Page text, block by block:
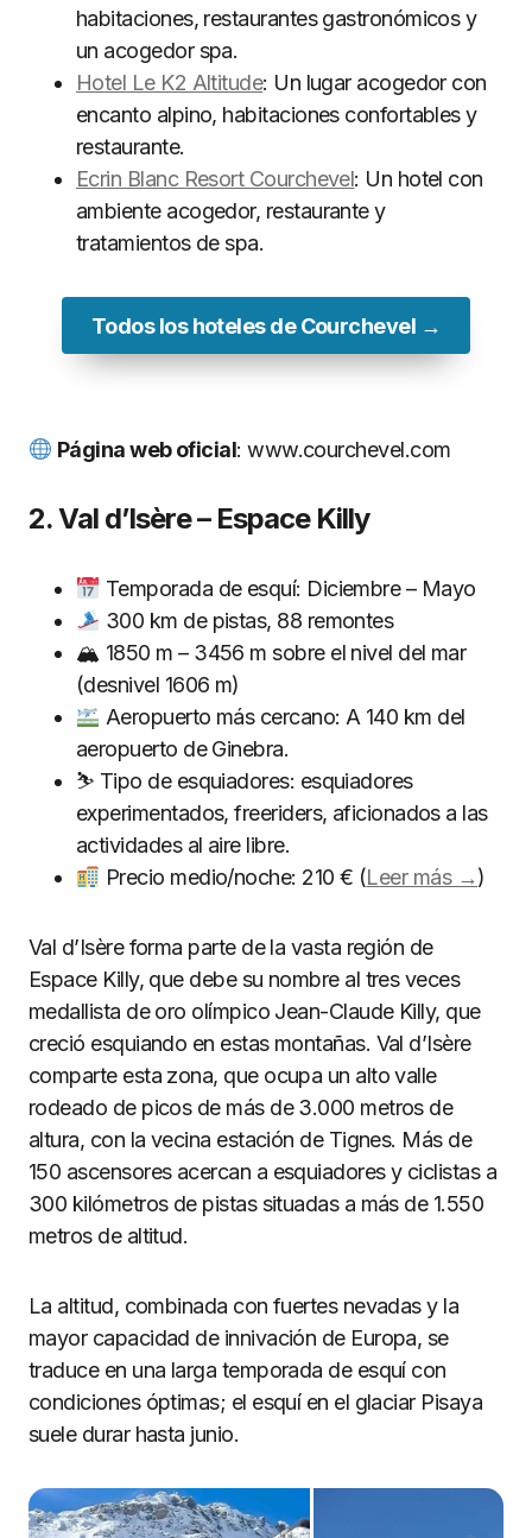
habitaciones, restaurantes gastronómicos y
un acogedor spa.
Hotel Le K2 Altitude: Un lugar acogedor con
encanto alpino, habitaciones confortables y
restaurante.
Ecrin Blanc Resort Courchevel: Un hotel con
ambiente acogedor, restaurante y
tratamientos de spa.
Todos los hoteles de Courchevel →
Página web oficial: www.courchevel.com
2. Val d’Isère – Espace Killy
Temporada de esquí: Diciembre – Mayo
300 km de pistas, 88 remontes
🏔 1850 m – 3456 m sobre el nivel del mar
(desnivel 1606 m)
Aeropuerto más cercano: A 140 km del
aeropuerto de Ginebra.
⛷ Tipo de esquiadores: esquiadores
experimentados, freeriders, aficionados a las
actividades al aire libre.
Precio medio/noche: 210 € (Leer más →)
Val d’Isère forma parte de la vasta región de
Espace Killy, que debe su nombre al tres veces
medallista de oro olímpico Jean-Claude Killy, que
creció esquiando en estas montañas. Val d’Isère
comparte esta zona, que ocupa un alto valle
rodeado de picos de más de 3.000 metros de
altura, con la vecina estación de Tignes. Más de
150 ascensores acercan a esquiadores y ciclistas a
300 kilómetros de pistas situadas a más de 1.550
metros de altitud.
La altitud, combinada con fuertes nevadas y la
mayor capacidad de innivación de Europa, se
traduce en una larga temporada de esquí con
condiciones óptimas; el esquí en el glaciar Pisaya
suele durar hasta junio.